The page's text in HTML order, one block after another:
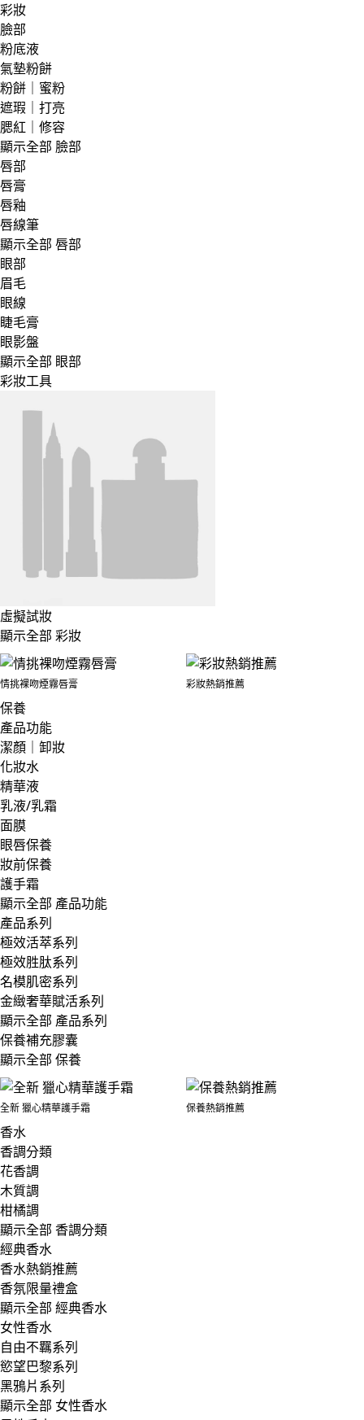
彩妝
臉部
粉底液
氣墊粉餅
粉餅｜蜜粉
遮瑕｜打亮
腮紅｜修容
顯示全部 臉部
唇部
唇膏
唇釉
唇線筆
顯示全部 唇部
眼部
眉毛
眼線
睫毛膏
眼影盤
顯示全部 眼部
彩妝工具
虛擬試妝
顯示全部 彩妝
情挑裸吻煙霧唇膏 彩妝熱銷推薦
保養
產品功能
潔顏｜卸妝
化妝水
精華液
乳液/乳霜
面膜
眼唇保養
妝前保養
護手霜
顯示全部 產品功能
產品系列
極效活萃系列
極效胜肽系列
名模肌密系列
金緻奢華賦活系列
顯示全部 產品系列
保養補充膠囊
顯示全部 保養
全新 獵心精華護手霜 保養熱銷推薦
香水
香調分類
花香調
木質調
柑橘調
顯示全部 香調分類
經典香水
香水熱銷推薦
香氛限量禮盒
顯示全部 經典香水
女性香水
自由不羈系列
慾望巴黎系列
黑鴉片系列
顯示全部 女性香水